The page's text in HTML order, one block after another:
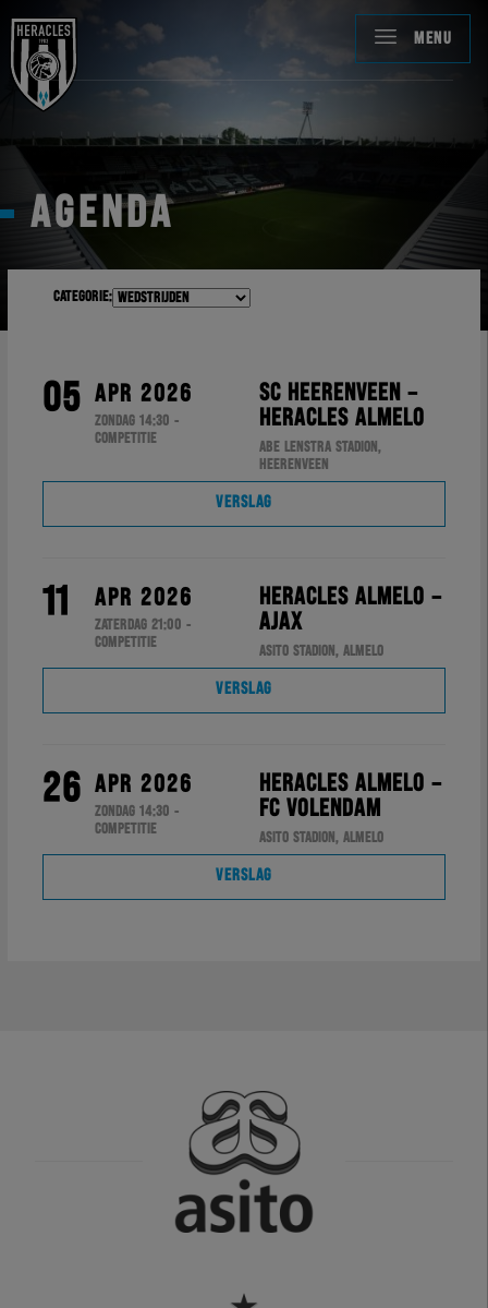
MENU
AGENDA
Categorie:
05 APR 2026
ZONDAG 14:30 -
COMPETITIE
SC HEERENVEEN –
HERACLES ALMELO
ABE LENSTRA STADION,
HEERENVEEN
VERSLAG
11 APR 2026
ZATERDAG 21:00 -
COMPETITIE
HERACLES ALMELO –
AJAX
ASITO STADION, ALMELO
VERSLAG
26 APR 2026
ZONDAG 14:30 -
COMPETITIE
HERACLES ALMELO –
FC VOLENDAM
ASITO STADION, ALMELO
VERSLAG